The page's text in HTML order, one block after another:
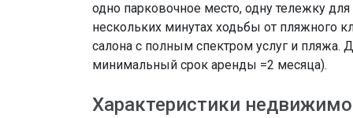
одно парковочное место, одну тележку
нескольких минутах ходьбы от пляжного
салона с полным спектром услуг и пляжа.
минимальный срок аренды =2 месяца).
Характеристики